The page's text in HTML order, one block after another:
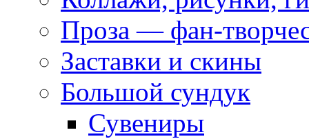
Проза — фан-
Заставки и скины
Большой сундук
Сувениры